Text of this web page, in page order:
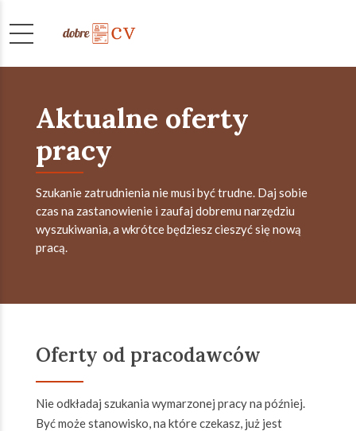
Aktualne oferty
pracy
Szukanie zatrudnienia nie musi być trudne. Daj sobie
czas na zastanowienie i zaufaj dobremu narzędziu
wyszukiwania, a wkrótce będziesz cieszyć się nową
pracą.
Oferty od pracodawców
Nie odkładaj szukania wymarzonej pracy na później.
Być może stanowisko, na które czekasz, już jest